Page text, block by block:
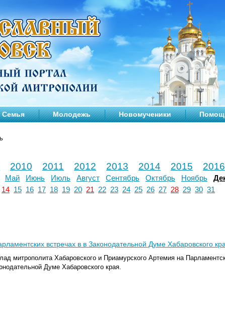
Семья Молодежь Новомученики
2010 2011 2012 2013 2014 2015 2016
Май Июнь Июль Август Сентябрь Октябрь Ноябрь
14 15 16 17 18 19 20 21 22 23 24 25 26 27 28 29 30 31
встречах в в Законодательной Думе Хабаровского
митрополита Хабаровского и Приамурского Артемия на
Думе Хабаровского края.